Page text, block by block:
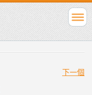
下一個